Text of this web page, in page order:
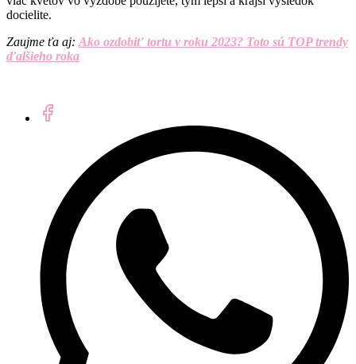
docielite.
Zaujme ťa aj: Ako ozdobiť tortu v roku 2023? Toto sú TOP trendy
ďalšieho roka